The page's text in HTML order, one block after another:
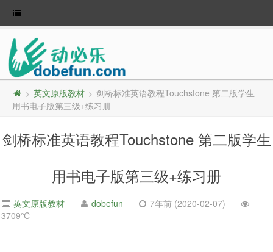
> 英文原版教材 > 剑桥标准英语教程Touchstone 第二版学生
用书电子版第三级+练习册
剑桥标准英语教程Touchstone 第二版学生
用书电子版第三级+练习册
英文原版教材 dobefun
7年前 (2020-02-07)
3709℃